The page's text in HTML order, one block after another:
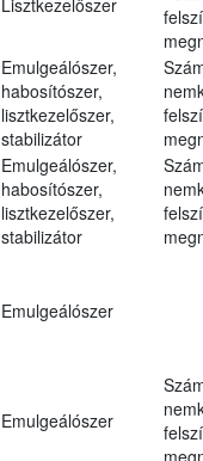
Emulgeálószer,
habosítószer,
lisztkezelőszer,
stabilizátor
Emulgeálószer,
habosítószer,
lisztkezelőszer,
stabilizátor
Emulgeálószer
Emulgeálószer